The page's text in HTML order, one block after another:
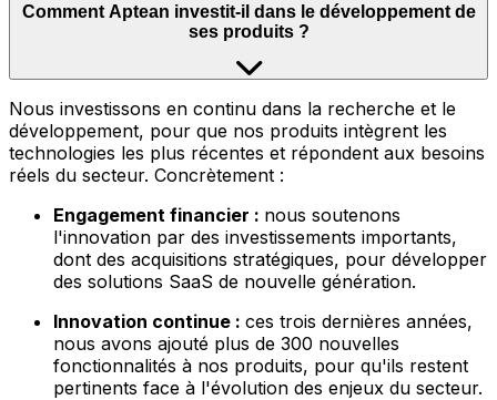
Comment Aptean investit-il dans le développement de
ses produits ?
Nous investissons en continu dans la recherche et le
développement, pour que nos produits intègrent les
technologies les plus récentes et répondent aux besoins
réels du secteur. Concrètement :
Engagement financier : nous soutenons
l'innovation par des investissements importants,
dont des acquisitions stratégiques, pour développer
des solutions SaaS de nouvelle génération.
Innovation continue : ces trois dernières années,
nous avons ajouté plus de 300 nouvelles
fonctionnalités à nos produits, pour qu'ils restent
pertinents face à l'évolution des enjeux du secteur.